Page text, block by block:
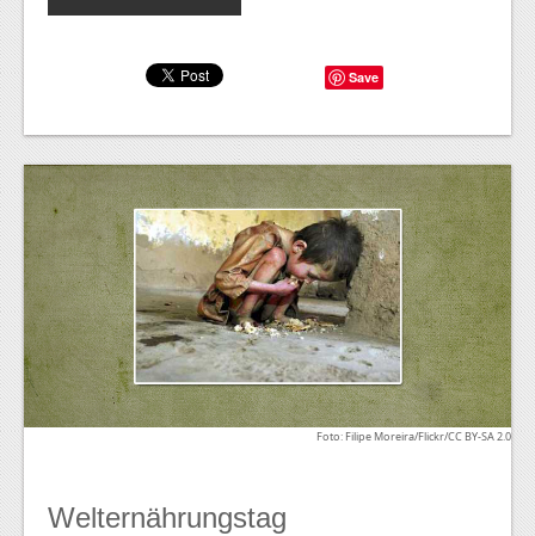
Save
Foto: Filipe Moreira/Flickr/CC BY-SA 2.0
Welternährungstag